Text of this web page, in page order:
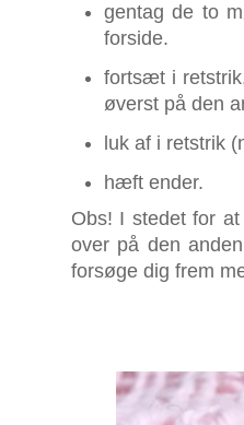
gentag de to
forside.
fortsæt i
øverst på den
luk af i retstrik
hæft ender.
Obs! I stedet for
over på den
forsøge dig frem